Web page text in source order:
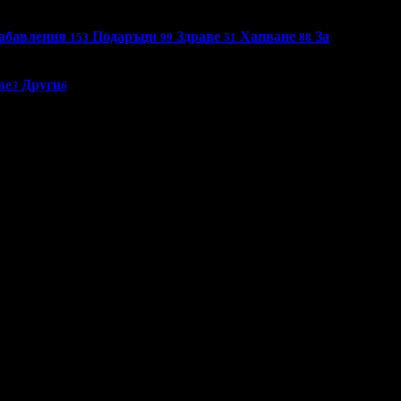
153 Подаръци 99 Здраве 51 Хапване 88 За
3 Други6